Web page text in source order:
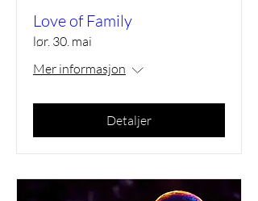
Love of Family
lør. 30. mai
Mer informasjon
Detaljer